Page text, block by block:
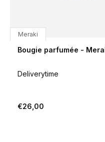
Meraki
Bougie parfumée -
Deliverytime
€26,00